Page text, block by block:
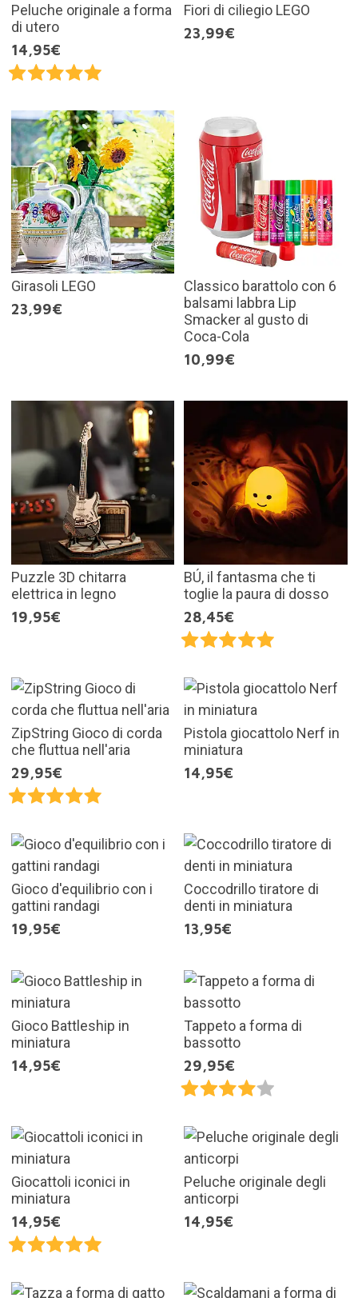
Peluche originale a forma
di utero
14,95€
Fiori di ciliegio LEGO
23,99€
Girasoli LEGO
23,99€
Classico barattolo con 6
balsami labbra Lip
Smacker al gusto di
Coca-Cola
10,99€
Puzzle 3D chitarra
elettrica in legno
19,95€
BÚ, il fantasma che ti
toglie la paura di dosso
28,45€
ZipString Gioco di corda
che fluttua nell'aria
29,95€
Pistola giocattolo Nerf in
miniatura
14,95€
Gioco d'equilibrio con i
gattini randagi
19,95€
Coccodrillo tiratore di
denti in miniatura
13,95€
Gioco Battleship in
miniatura
14,95€
Tappeto a forma di
bassotto
29,95€
Giocattoli iconici in
miniatura
14,95€
Peluche originale degli
anticorpi
14,95€